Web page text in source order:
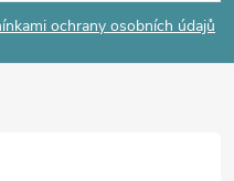
ochrany osobních údajů